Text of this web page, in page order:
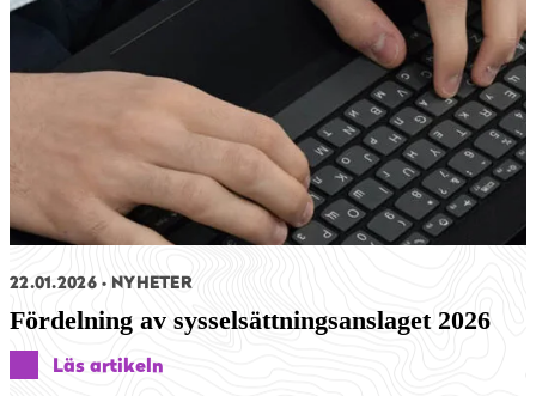
22.01.2026 NYHETER
Fördelning av sysselsättningsanslaget 2026
Läs artikeln